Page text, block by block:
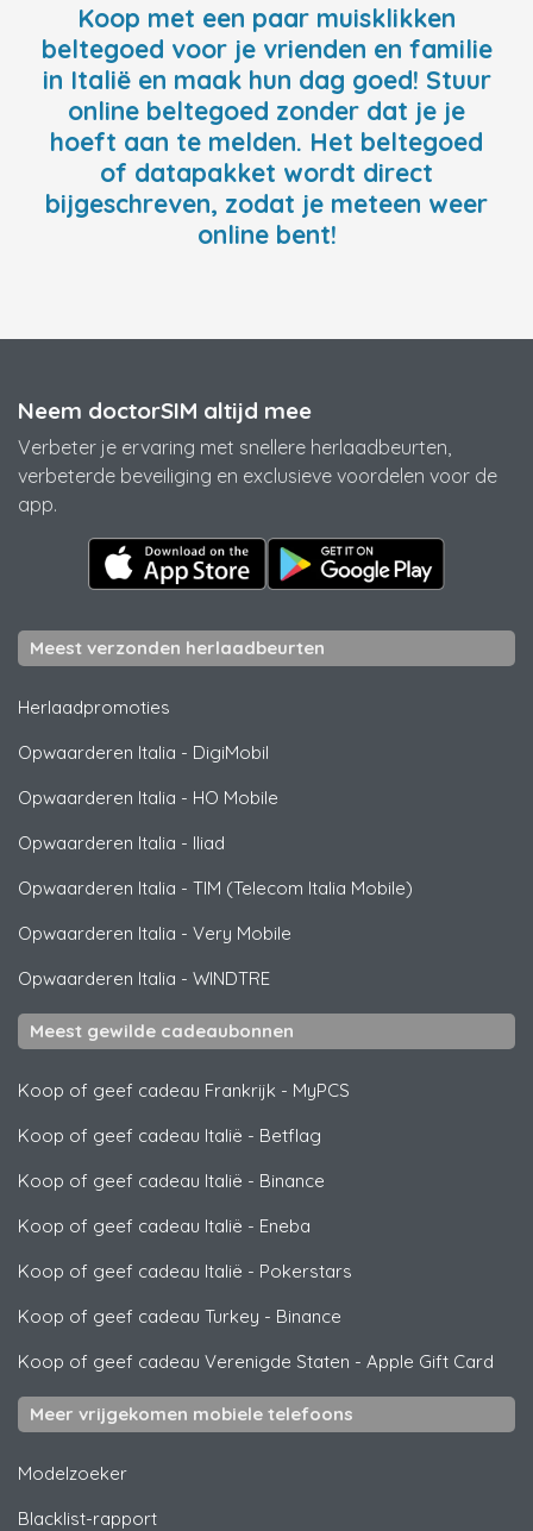
Koop met een paar muisklikken
beltegoed voor je vrienden en familie
in Italië en maak hun dag goed! Stuur
online beltegoed zonder dat je je
hoeft aan te melden. Het beltegoed
of datapakket wordt direct
bijgeschreven, zodat je meteen weer
online bent!
Neem doctorSIM altijd mee
Verbeter je ervaring met snellere herlaadbeurten,
verbeterde beveiliging en exclusieve voordelen voor de
app.
Meest verzonden herlaadbeurten
Herlaadpromoties
Opwaarderen Italia - DigiMobil
Opwaarderen Italia - HO Mobile
Opwaarderen Italia - Iliad
Opwaarderen Italia - TIM (Telecom Italia Mobile)
Opwaarderen Italia - Very Mobile
Opwaarderen Italia - WINDTRE
Meest gewilde cadeaubonnen
Koop of geef cadeau Frankrijk - MyPCS
Koop of geef cadeau Italië - Betflag
Koop of geef cadeau Italië - Binance
Koop of geef cadeau Italië - Eneba
Koop of geef cadeau Italië - Pokerstars
Koop of geef cadeau Turkey - Binance
Koop of geef cadeau Verenigde Staten - Apple Gift Card
Meer vrijgekomen mobiele telefoons
Modelzoeker
Blacklist-rapport